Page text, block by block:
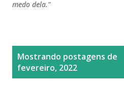
medo dela."
Mostrando postagens de
fevereiro, 2022